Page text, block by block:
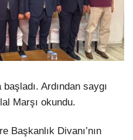
Ardından saygı
Marşı okundu.
Başkanlık Divanı’nın